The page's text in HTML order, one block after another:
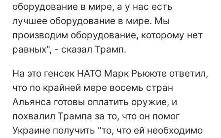
оборудование в мире, а у нас есть
лучшее оборудование в мире. Мы
производим оборудование, которому нет
равных", - сказал Трамп.
На это генсек НАТО Марк Рьююте ответил,
что по крайней мере восемь стран
Альянса готовы оплатить оружие, и
похвалил Трампа за то, что он помог
Украине получить "то, что ей необходимо